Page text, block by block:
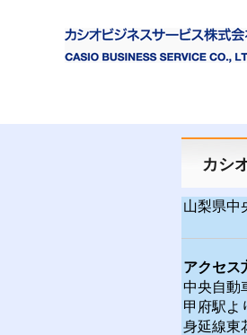
カシ
山梨県中
アクセス
中央自動
甲府駅よ
身延線東